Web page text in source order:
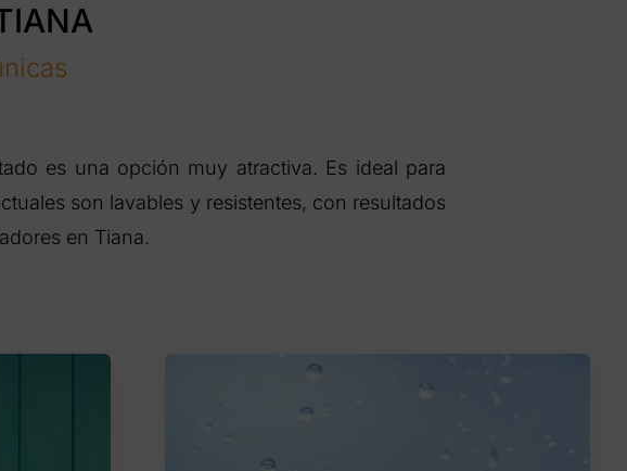
es una opción muy atractiva. Es ideal para
son lavables y resistentes, con resultados
en Tiana.